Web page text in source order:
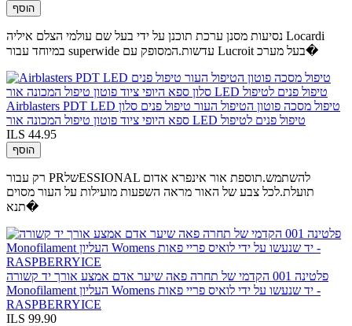
הוסף
נסיעות מסנן ערכת תוכנן על ידי בעל שם עולמי הצלם איליה Locardi
במיוחד עבור superwide עדשות.המסופק עם Lucroit בעל מערכ�
Airblasters PDT LED טיפול מסכה פוטון הטיפול העור טיפול פנים סלון
ספא היופי ציוד פוטון טיפול המכונה אור LED טיפול פנים לטיפול
ILS 44.95
הוסף
רק עבור PRשלESSIONAL להשתמש.תוספת אור אינפרא אדום
תועלת.לכל צבע של האור מראה השפעות מועילות על העור מסוים
תנא�
פלטינה 001 הקדמי של תחרה פאה שיער אדם אמצע אורך יד קשורה
Monofilament העליון Womens יד שנעשו על ידי לואיס פריי פאות -
RASPBERRYICE
ILS 99.90